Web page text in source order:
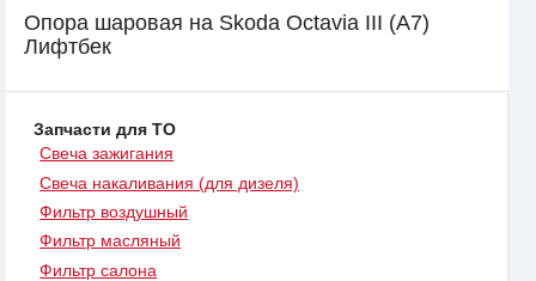
Опора шаровая на Skoda Octavia III (A7)
Лифтбек
Запчасти для ТО
Свеча зажигания
Свеча накаливания (для дизеля)
Фильтр воздушный
Фильтр масляный
Фильтр салона